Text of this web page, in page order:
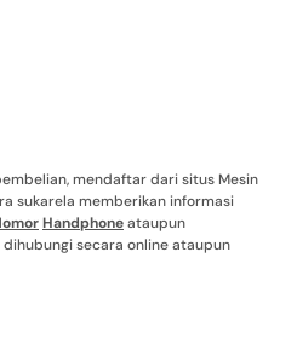
mendaftar dari situs Mesin
sukarela memberikan informasi
Handphoneataupun
secara online ataupun